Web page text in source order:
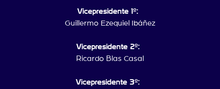
Vicepresidente 1º:
Guillermo Ezequiel Ibáñez
Vicepresidente 2º:
Ricardo Blas Casal
Vicepresidente 3º: